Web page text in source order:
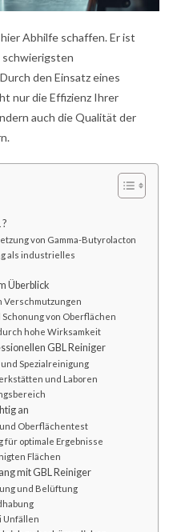
Abhilfe schaffen. Er ist
schwierigsten
den Einsatz eines
nur die Effizienz Ihrer
auch die Qualität der
von Gamma-Butyrolacton
als industrielles
Überblick
Verschmutzungen
von Oberflächen
hohe Wirksamkeit
GBL Reiniger
Spezialreinigung
und Laboren
an
Oberflächentest
optimale Ergebnisse
Flächen
mit GBL Reiniger
und Belüftung
Unfällen